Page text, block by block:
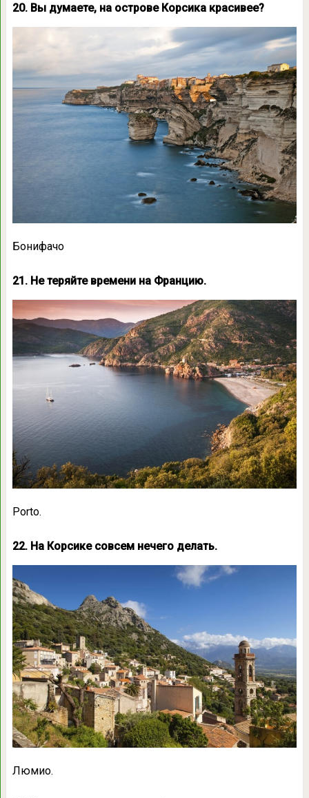
20. Вы думаете, на острове Корсика красивее?
Бонифачо
21. Не теряйте времени на Францию.
Porto.
22. На Корсике совсем нечего делать.
Люмио.